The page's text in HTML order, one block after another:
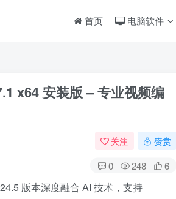
首页 电脑软件
x64 安装版 – 专业视频编
关注 赞赏
0 248 6
版本深度融合 AI 技术，支持